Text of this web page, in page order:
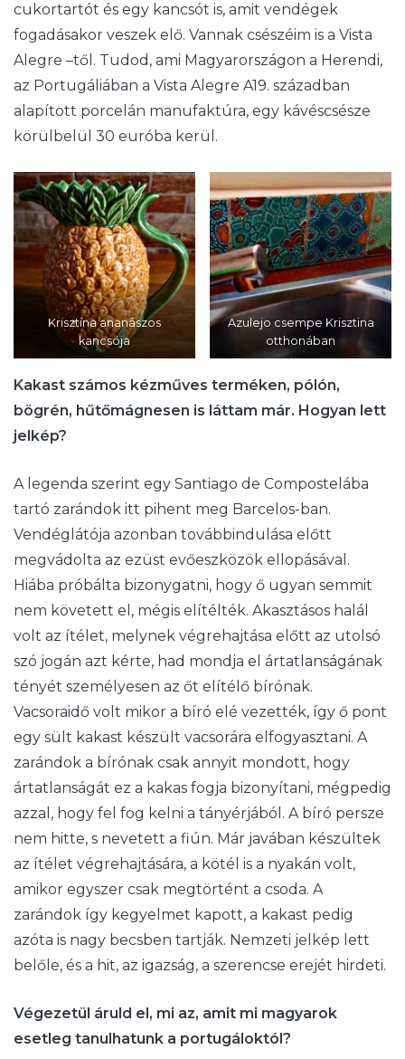
cukortartót és egy kancsót is, amit vendégek
fogadásakor veszek elő. Vannak csészéim is a Vista
Alegre –től. Tudod, ami Magyarországon a Herendi,
az Portugáliában a Vista Alegre A19. században
alapított porcelán manufaktúra, egy kávéscsésze
körülbelül 30 euróba kerül.
Krisztina ananászos
kancsója
Azulejo csempe Krisztina
otthonában
Kakast számos kézműves terméken, pólón,
bögrén, hűtőmágnesen is láttam már. Hogyan lett
jelkép?
A legenda szerint egy Santiago de Compostelába
tartó zarándok itt pihent meg Barcelos-ban.
Vendéglátója azonban továbbindulása előtt
megvádolta az ezüst evőeszközök ellopásával.
Hiába próbálta bizonygatni, hogy ő ugyan semmit
nem követett el, mégis elítélték. Akasztásos halál
volt az ítélet, melynek végrehajtása előtt az utolsó
szó jogán azt kérte, had mondja el ártatlanságának
tényét személyesen az őt elítélő bírónak.
Vacsoraidő volt mikor a bíró elé vezették, így ő pont
egy sült kakast készült vacsorára elfogyasztani. A
zarándok a bírónak csak annyit mondott, hogy
ártatlanságát ez a kakas fogja bizonyítani, mégpedig
azzal, hogy fel fog kelni a tányérjából. A bíró persze
nem hitte, s nevetett a fiún. Már javában készültek
az ítélet végrehajtására, a kötél is a nyakán volt,
amikor egyszer csak megtörtént a csoda. A
zarándok így kegyelmet kapott, a kakast pedig
azóta is nagy becsben tartják. Nemzeti jelkép lett
belőle, és a hit, az igazság, a szerencse erejét hirdeti.
Végezetül áruld el, mi az, amit mi magyarok
esetleg tanulhatunk a portugáloktól?